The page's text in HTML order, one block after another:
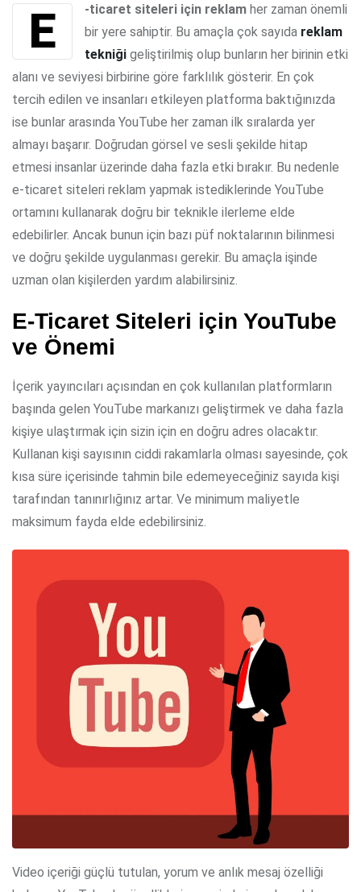
E-ticaret siteleri için reklam her zaman önemli
bir yere sahiptir. Bu amaçla çok sayıda reklam
tekniği geliştirilmiş olup bunların her birinin etki
alanı ve seviyesi birbirine göre farklılık gösterir. En çok
tercih edilen ve insanları etkileyen platforma baktığınızda
ise bunlar arasında YouTube her zaman ilk sıralarda yer
almayı başarır. Doğrudan görsel ve sesli şekilde hitap
etmesi insanlar üzerinde daha fazla etki bırakır. Bu nedenle
e-ticaret siteleri reklam yapmak istediklerinde YouTube
ortamını kullanarak doğru bir teknikle ilerleme elde
edebilirler. Ancak bunun için bazı püf noktalarının bilinmesi
ve doğru şekilde uygulanması gerekir. Bu amaçla işinde
uzman olan kişilerden yardım alabilirsiniz.
E-Ticaret Siteleri için YouTube
ve Önemi
İçerik yayıncıları açısından en çok kullanılan platformların
başında gelen YouTube markanızı geliştirmek ve daha fazla
kişiye ulaştırmak için sizin için en doğru adres olacaktır.
Kullanan kişi sayısının ciddi rakamlarla olması sayesinde, çok
kısa süre içerisinde tahmin bile edemeyeceğiniz sayıda kişi
tarafından tanınırlığınız artar. Ve minimum maliyetle
maksimum fayda elde edebilirsiniz.
Video içeriği güçlü tutulan, yorum ve anlık mesaj özelliği